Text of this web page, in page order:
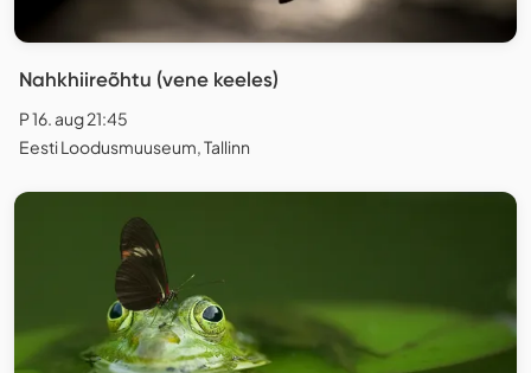
Nahkhiireõhtu (vene keeles)
P 16. aug 21:45
Eesti Loodusmuuseum, Tallinn